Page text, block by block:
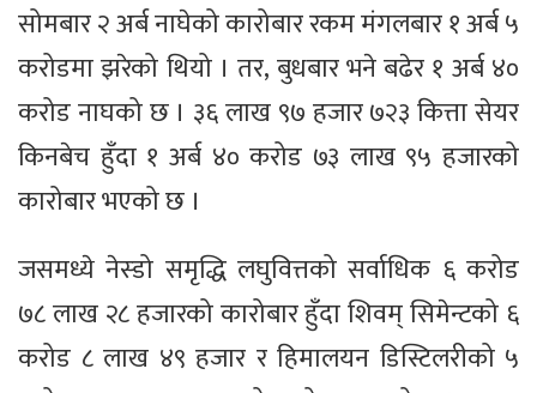
सोमबार २ अर्ब नाघेको कारोबार रकम मंगलबार १ अर्ब ५
करोडमा झरेको थियो । तर, बुधबार भने बढेर १ अर्ब ४०
करोड नाघको छ । ३६ लाख ९७ हजार ७२३ कित्ता सेयर
किनबेच हुँदा १ अर्ब ४० करोड ७३ लाख ९५ हजारको
कारोबार भएको छ ।
जसमध्ये नेस्डो समृद्धि लघुवित्तको सर्वाधिक ६ करोड
७८ लाख २८ हजारको कारोबार हुँदा शिवम् सिमेन्टको ६
करोड ८ लाख ४९ हजार र हिमालयन डिस्टिलरीको ५